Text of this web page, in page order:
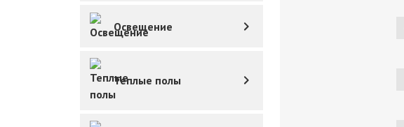
Освещение
Теплые полы